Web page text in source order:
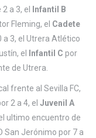
a 3, el
Infantil B
Fleming, el Cadete
a 3, el Utrera Atlético
el
Infantil C por
de Utrera.
frente al Sevilla FC,
2 a 4, el Juvenil A
ultimo encuentro de
San Jerónimo por 7 a